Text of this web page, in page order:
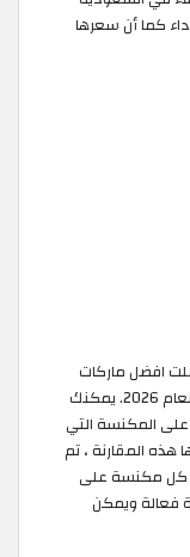
كما أن سعرها
افضل ماركات
المكانس الكهربائية من باناسونيك وهيتاشي لعام 2026. يمكنك
المكنسة التي
المقارنة ، تم
كل مكنسة على
فعالة ويمكن